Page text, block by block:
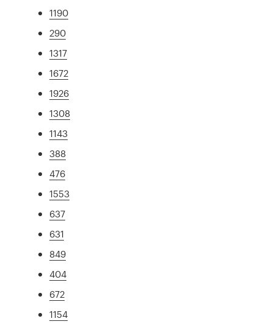
1190
290
1317
1672
1926
1308
1143
388
476
1553
637
631
849
404
672
1154